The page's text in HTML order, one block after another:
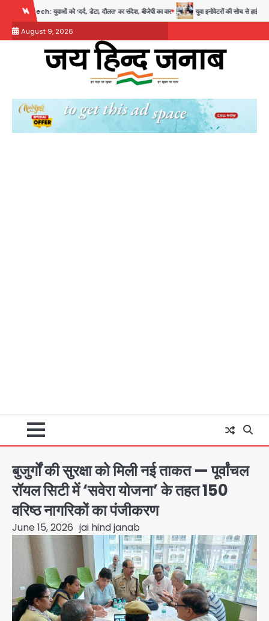
content
‘दर्द, डेटा, दौलत’ का संदेश, बीजेपी का वार युवा इनोवेटरों की सोच से हाईटेक होगी दिल्ली पुलिस
August 9, 2026
बुजुर्गों की सुरक्षा को मिली नई ताकत — पूर्वांचल
रॉयल सिटी में ‘सवेरा योजना’ के तहत 150
वरिष्ठ नागरिकों का पंजीकरण
June 15, 2026 jai hind janab